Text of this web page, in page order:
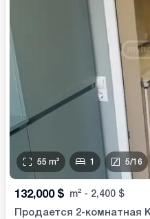
55 m² 1 5/16
132,000 $ m² - 2,400 $
Продается 2-комнатная